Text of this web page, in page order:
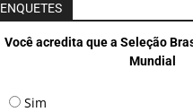
ENQUETES
Você acredita que a Seleção
Mundial
Sim